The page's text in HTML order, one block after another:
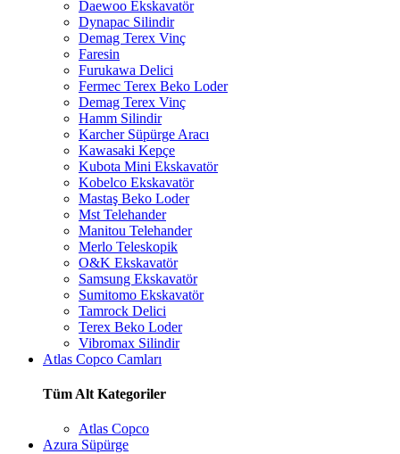
Daewoo Ekskavatör
Dynapac Silindir
Demag Terex Vinç
Faresin
Furukawa Delici
Fermec Terex Beko Loder
Demag Terex Vinç
Hamm Silindir
Karcher Süpürge Aracı
Kawasaki Kepçe
Kubota Mini Ekskavatör
Kobelco Ekskavatör
Mastaş Beko Loder
Mst Telehander
Manitou Telehander
Merlo Teleskopik
O&K Ekskavatör
Samsung Ekskavatör
Sumitomo Ekskavatör
Tamrock Delici
Terex Beko Loder
Vibromax Silindir
Atlas Copco Camları
Tüm Alt Kategoriler
Atlas Copco
Azura Süpürge